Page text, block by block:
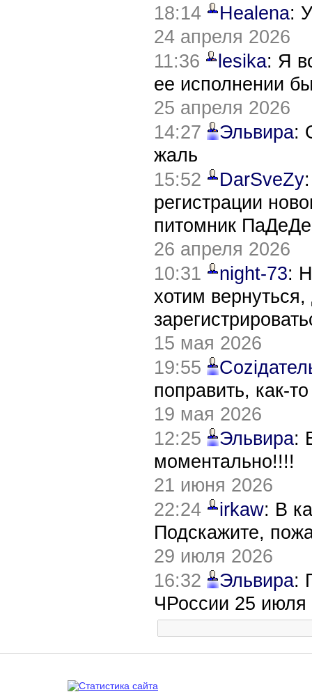
18:14
Healena:
24 апреля 2026
11:36
lesika: Я
ее исполнении
25 апреля 2026
14:27
Эльвира:
жаль
15:52
DarSveZy
регистрации
питомник
26 апреля 2026
10:31
night-73:
хотим
15 мая 2026
19:55
поправить, как-
19 мая 2026
12:25
Эльвира:
моментально!!!!
21 июня 2026
22:24
irkaw: В
Подскажите,
29 июля 2026
16:32
Эльвира:
ЧРоссии 25 июля